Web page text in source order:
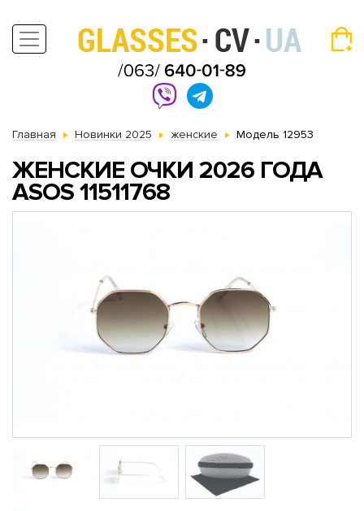
Главная Новинки 2025 женские Модель 12953
ЖЕНСКИЕ ОЧКИ 2026 ГОДА
АSOS 11511768